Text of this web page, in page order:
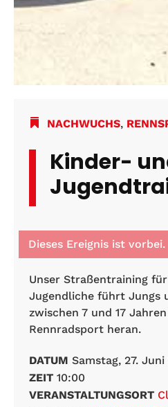
NACHWUCHS,
Kinder-
Dieses Ereignis ist vorbei.
Unser Straßentraining
Jugendliche führt Jungs
zwischen 7 und 17
Rennradsport heran.
DATUMSamstag, 27. Juni
ZEIT10:00
VERANSTALTUNGSORT